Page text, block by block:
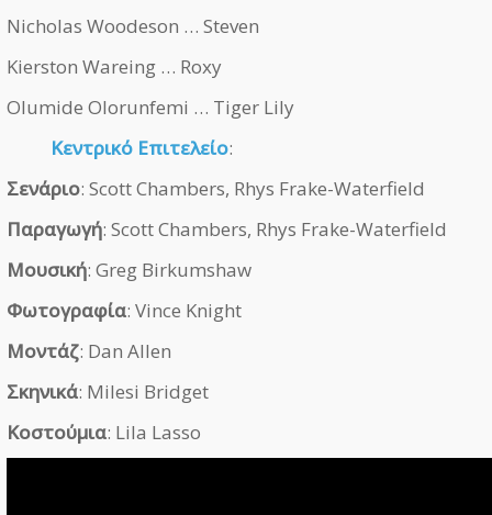
Nicholas Woodeson … Steven
Kierston Wareing … Roxy
Olumide Olorunfemi … Tiger Lily
Κεντρικό Επιτελείο:
Σενάριο: Scott Chambers, Rhys Frake-Waterfield
Παραγωγή: Scott Chambers, Rhys Frake-Waterfield
Μουσική: Greg Birkumshaw
Φωτογραφία: Vince Knight
Μοντάζ: Dan Allen
Σκηνικά: Milesi Bridget
Κοστούμια: Lila Lasso